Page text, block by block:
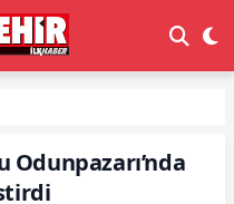
Odunpazarı’nda